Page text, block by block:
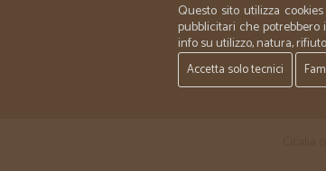
Questo sito utilizza
pubblicitari che
info su utilizzo, natura,
Accetta solo tecnici